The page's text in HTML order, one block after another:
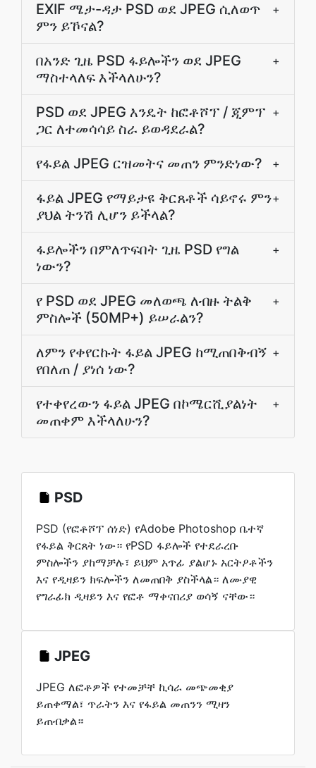
EXIF ሜታ-ዳታ PSD ወደ JPEG ሲለወጥ
ምን ይኾናል?
+
በአንድ ጊዜ PSD ፋይሎችን ወደ JPEG
ማስተላለፍ እችላለሁን?
+
PSD ወደ JPEG እንዴት ከፎቶሾፕ / ጂምፕ
ጋር ለተመሳሳይ ስራ ይወዳደራል?
+
የፋይል JPEG ርዝመትና መጠን ምንድነው? +
ፋይል JPEG የማይታዩ ቅርጸቶች ሳይኖሩ ምን
ያህል ትንሽ ሊሆን ይችላል?
+
ፋይሎችን በምለጥፍበት ጊዜ PSD የግል
ነውን?
+
የ PSD ወደ JPEG መለወጫ ለብዙ ትልቅ
ምስሎች (50MP+) ይሠራልን?
+
ለምን የቀየርኩት ፋይል JPEG ከሚጠበቅብኝ
የበለጠ / ያነሰ ነው?
+
የተቀየረውን ፋይል JPEG በኮሜርሺያልነት
መጠቀም እችላለሁን?
+
PSD
PSD (የፎቶሾፕ ሰነድ) የAdobe Photoshop ቤተኛ
የፋይል ቅርጸት ነው። የPSD ፋይሎች የተደራረቡ
ምስሎችን ያከማቻሉ፣ ይህም አጥፊ ያልሆኑ አርትዖቶችን
እና የዲዛይን ክፍሎችን ለመጠበቅ ያስችላል። ለሙያዊ
የግራፊክ ዲዛይን እና የፎቶ ማቀናበሪያ ወሳኝ ናቸው።
JPEG
JPEG ለፎቶዎች የተመቻቸ ኪሳራ መጭመቂያ
ይጠቀማል፣ ጥራትን እና የፋይል መጠንን ሚዛን
ይጠብቃል።